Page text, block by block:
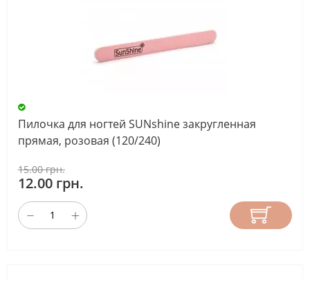
Пилочка для ногтей SUNshine закругленная
прямая, розовая (120/240)
15.00 грн.
12.00 грн.